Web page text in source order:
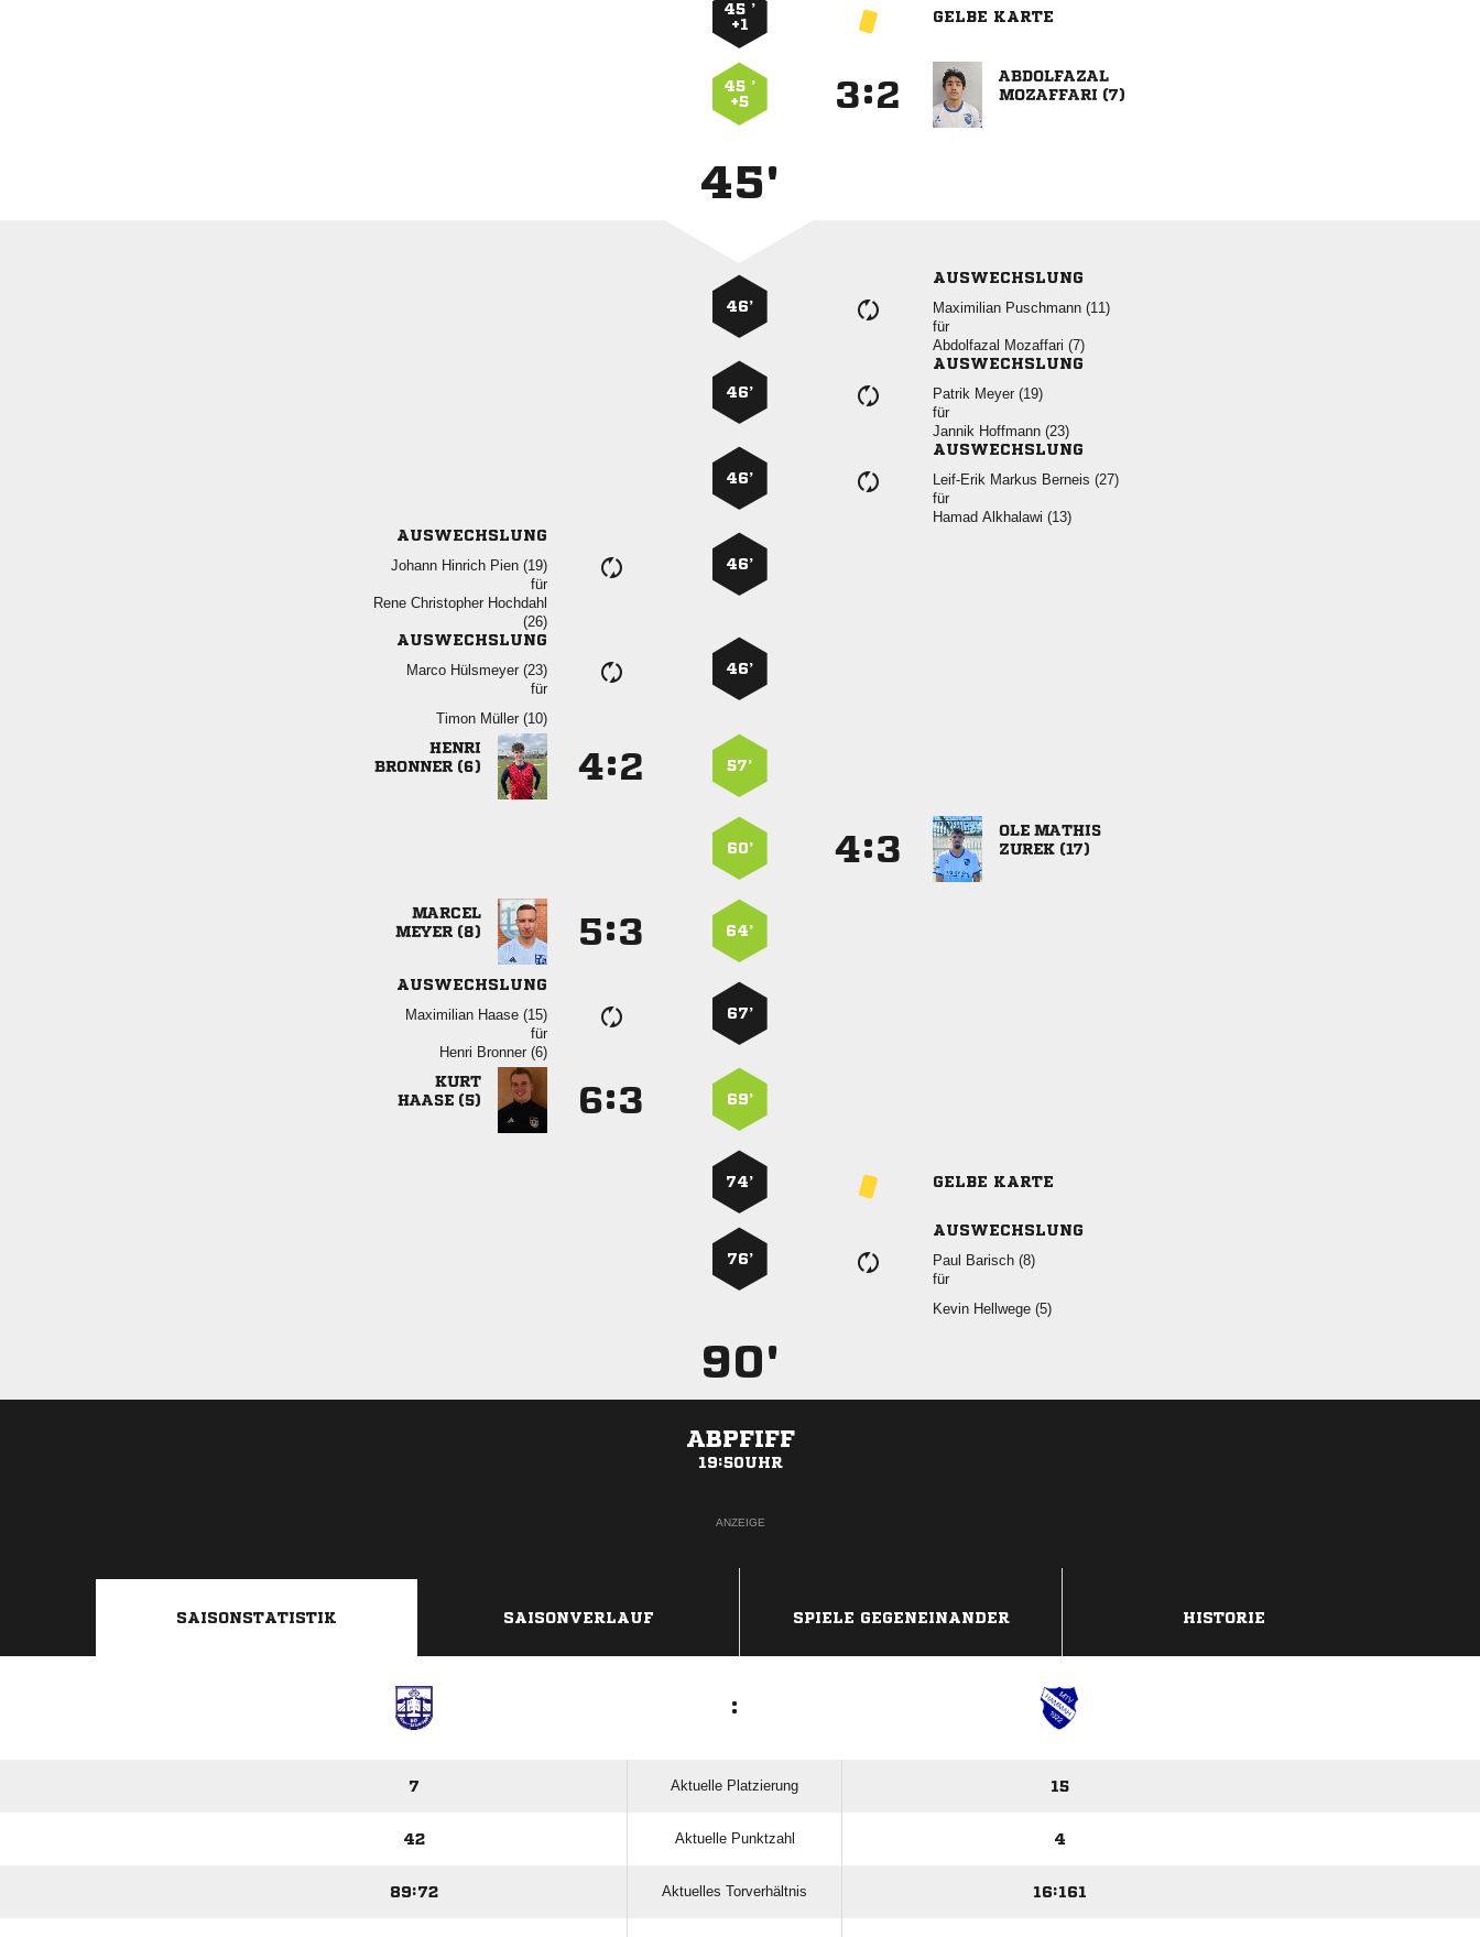
45 ’
+1
GELBE KARTE
45 ’
+5
:

 
45'
46’
AUSWECHSLUNG
  
für
  
46’
AUSWECHSLUNG
  
für
  
46’
AUSWECHSLUNG
   
für
  
AUSWECHSLUNG
   
für
  

46’
AUSWECHSLUNG
  
für
  
46’

 
: 57’
60’ :
 
 

 
: 64’
AUSWECHSLUNG
  
für
  
67’

 
: 69’
74’ GELBE KARTE
76’
AUSWECHSLUNG
  
für
  
90'
ABPFIFF
19:50UHR
ANZEIGE
SAISONSTATISTIK SAISONVERLAUF SPIELE GEGENEINANDER HISTORIE
:
7 Aktuelle Platzierung 15
42 Aktuelle Punktzahl 4
89:72 Aktuelles Torverhältnis 16:161